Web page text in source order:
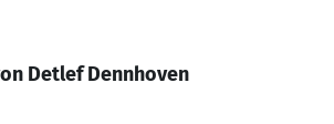
Detlef Dennhoven